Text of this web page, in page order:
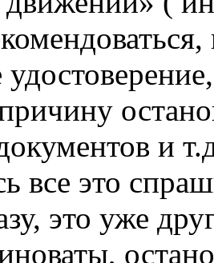
и
все это
это уже